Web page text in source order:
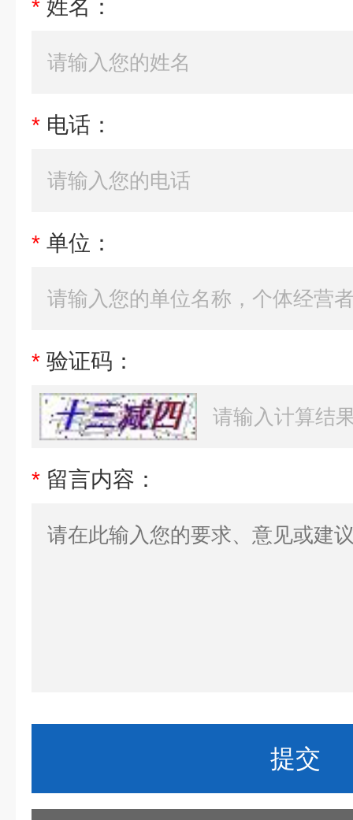
* 姓名：
* 电话：
* 单位：
* 验证码：
* 留言内容：